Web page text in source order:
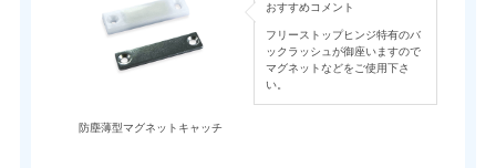
防塵薄型マグネットキャッチ
おすすめコメント
フリーストップヒンジ特有のバ
ックラッシュが御座いますので
マグネットなどをご使用下さ
い。